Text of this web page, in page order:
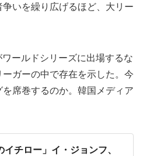
いを繰り広げるほど、大リー
ールドシリーズに出場するな
ガーの中で存在を示した。今
席巻するのか。韓国メディア
イチロー」イ・ジョンフ、